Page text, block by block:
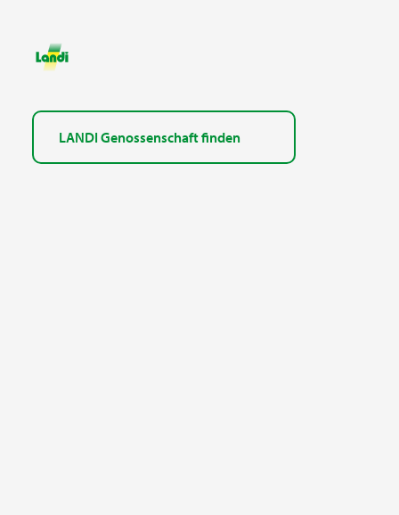
LANDI Genossenschaft finden